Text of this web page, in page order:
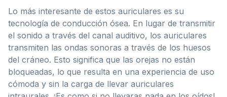
Lo más interesante de estos auriculares es su
tecnología de conducción ósea. En lugar de transmitir
el sonido a través del canal auditivo, los auriculares
transmiten las ondas sonoras a través de los huesos
del cráneo. Esto significa que las orejas no están
bloqueadas, lo que resulta en una experiencia de uso
cómoda y sin la carga de llevar auriculares